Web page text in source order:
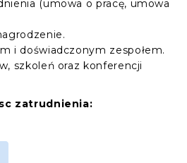
(umowa o pracę, umowa
i doświadczonym zespołem.
szkoleń oraz konferencji
zatrudnienia: